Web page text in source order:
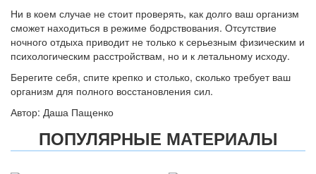
Ни в коем случае не стоит проверять, как долго ваш организм
сможет находиться в режиме бодрствования. Отсутствие
ночного отдыха приводит не только к серьезным физическим и
психологическим расстройствам, но и к летальному исходу.
Берегите себя, спите крепко и столько, сколько требует ваш
организм для полного восстановления сил.
Автор: Даша Пащенко
ПОПУЛЯРНЫЕ МАТЕРИАЛЫ